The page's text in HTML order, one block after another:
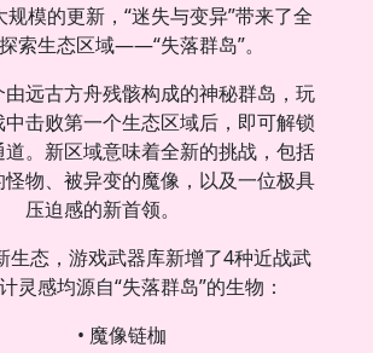
规模的更新，“迷失与变异”带来了全
索生态区域——“失落群岛”。
由远古方舟残骸构成的神秘群岛，玩
击败第一个生态区域后，即可解锁
。新区域意味着全新的挑战，包括
物、被异变的魔像，以及一位极具
压迫感的新首领。
生态，游戏武器库新增了4种近战武
灵感均源自“失落群岛”的生物：
• 魔像链枷